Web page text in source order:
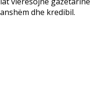
dhe kredibil.